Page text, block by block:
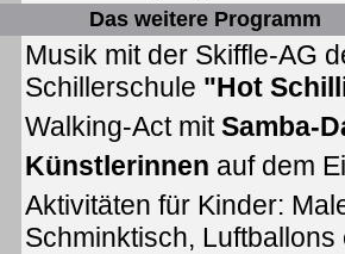
Das weitere Programm
Musik mit der Skiffle-AG
Schillerschule "Hot
Walking-Act mitSamba-
Künstlerinnen auf dem
Aktivitäten für Kinder:
Schminktisch, Luftballons